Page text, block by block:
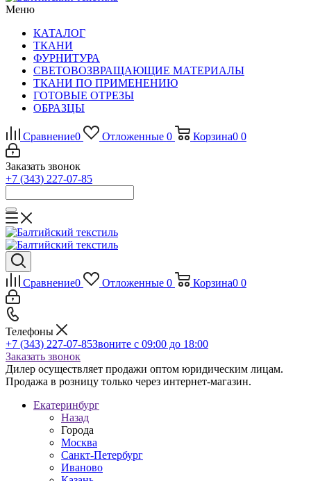
Меню
КАТАЛОГ
ТКАНИ
ФУРНИТУРА
СВЕТОВОЗВРАЩАЮЩИЕ МАТЕРИАЛЫ
ТКАНИ ПО ПРИМЕНЕНИЮ
ГОТОВЫЕ ОТРЕЗЫ
ОБРАЗЦЫ
Сравнение0 Отложенные 0 Корзина0 0
Заказать звонок
+7 (343) 227-07-85
Сравнение0 Отложенные 0 Корзина0 0
Телефоны
+7 (343) 227-07-85Звоните с 09:00 до 18:00
Заказать звонок
Дилер осуществляет продажи оптом юридическим лицам.
Продажа в розницу только через интернет-магазин.
Екатеринбург
Назад
Города
Москва
Санкт-Петербург
Иваново